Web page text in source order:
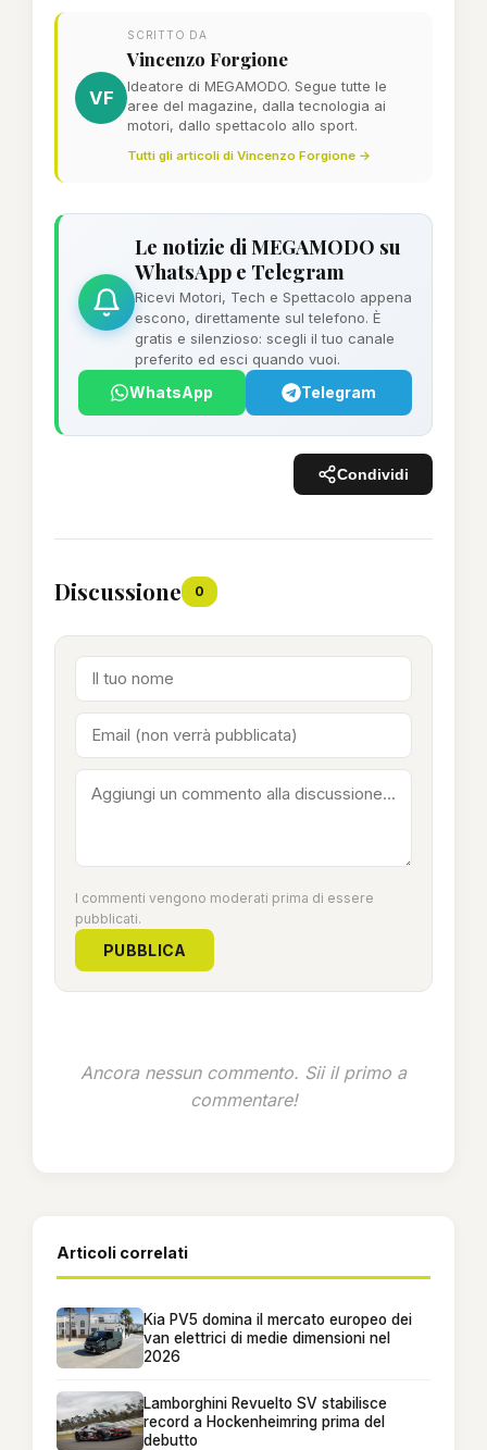
VF
SCRITTO DA
Vincenzo Forgione
Ideatore di MEGAMODO. Segue tutte le
aree del magazine, dalla tecnologia ai
motori, dallo spettacolo allo sport.
Tutti gli articoli di Vincenzo Forgione →
Le notizie di MEGAMODO su
WhatsApp e Telegram
Ricevi Motori, Tech e Spettacolo appena
escono, direttamente sul telefono. È
gratis e silenzioso: scegli il tuo canale
preferito ed esci quando vuoi.
WhatsApp Telegram
Condividi
Discussione 0
I commenti vengono moderati prima di essere
pubblicati.
PUBBLICA
Ancora nessun commento. Sii il primo a
commentare!
Articoli correlati
Kia PV5 domina il mercato europeo dei
van elettrici di medie dimensioni nel
2026
Lamborghini Revuelto SV stabilisce
record a Hockenheimring prima del
debutto